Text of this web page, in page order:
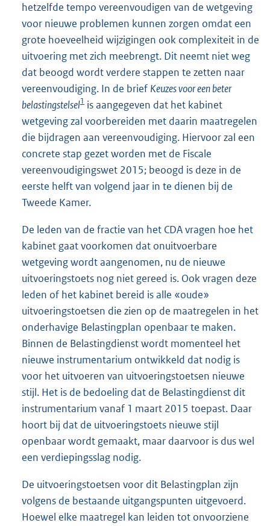
hetzelfde tempo vereenvoudigen van de wetgeving
voor nieuwe problemen kunnen zorgen omdat een
grote hoeveelheid wijzigingen ook complexiteit in de
uitvoering met zich meebrengt. Dit neemt niet weg
dat beoogd wordt verdere stappen te zetten naar
vereenvoudiging. In de brief Keuzes voor een beter
belastingstelsel1 is aangegeven dat het kabinet
wetgeving zal voorbereiden met daarin maatregelen
die bijdragen aan vereenvoudiging. Hiervoor zal een
concrete stap gezet worden met de Fiscale
vereenvoudigingswet 2015; beoogd is deze in de
eerste helft van volgend jaar in te dienen bij de
Tweede Kamer.
De leden van de fractie van het CDA vragen hoe het
kabinet gaat voorkomen dat onuitvoerbare
wetgeving wordt aangenomen, nu de nieuwe
uitvoeringstoets nog niet gereed is. Ook vragen deze
leden of het kabinet bereid is alle «oude»
uitvoeringstoetsen die zien op de maatregelen in het
onderhavige Belastingplan openbaar te maken.
Binnen de Belastingdienst wordt momenteel het
nieuwe instrumentarium ontwikkeld dat nodig is
voor het uitvoeren van uitvoeringstoetsen nieuwe
stijl. Het is de bedoeling dat de Belastingdienst dit
instrumentarium vanaf 1 maart 2015 toepast. Daar
hoort bij dat de uitvoeringstoets nieuwe stijl
openbaar wordt gemaakt, maar daarvoor is dus wel
een verdiepingsslag nodig.
De uitvoeringstoetsen voor dit Belastingplan zijn
volgens de bestaande uitgangspunten uitgevoerd.
Hoewel elke maatregel kan leiden tot onvoorziene